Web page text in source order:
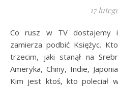
17
Co rusz w TV dostajemy informacje, że kolejny kraj
zamierza podbić Księżyc.
trzecim, jaki stanął na
Ameryka, Chiny, Indie,
Kim jest ktoś, kto poleciał